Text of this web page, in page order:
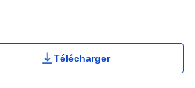
Actions Portlet
Télécharger